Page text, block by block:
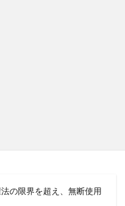
の限界を超え、無断使用